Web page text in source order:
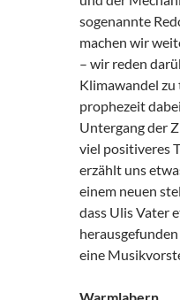
sogenannte
machen wir
– wir reden
Klimawandel zu
prophezeit
Untergang der
viel positiveres
erzählt uns
einem neuen
dass Ulis Vater
eine